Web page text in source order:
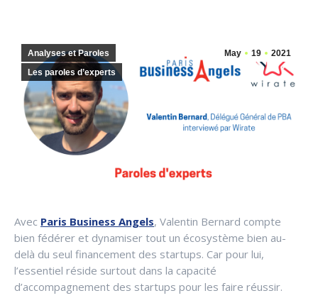
May 19 2021
Analyses et Paroles
Les paroles d’experts
Avec Paris Business Angels, Valentin Bernard compte
bien fédérer et dynamiser tout un écosystème bien au-
delà du seul financement des startups. Car pour lui,
l’essentiel réside surtout dans la capacité
d’accompagnement des startups pour les faire réussir.